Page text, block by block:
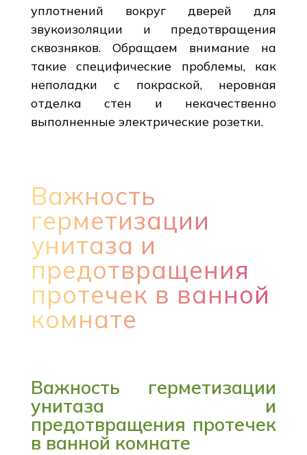
уплотнений вокруг дверей для
звукоизоляции и предотвращения
сквозняков. Обращаем внимание на
такие специфические проблемы, как
неполадки с покраской, неровная
отделка стен и некачественно
выполненные электрические розетки.
Важность
герметизации
унитаза и
предотвращения
протечек в ванной
комнате
Важность герметизации
унитаза и
предотвращения протечек
в ванной комнате